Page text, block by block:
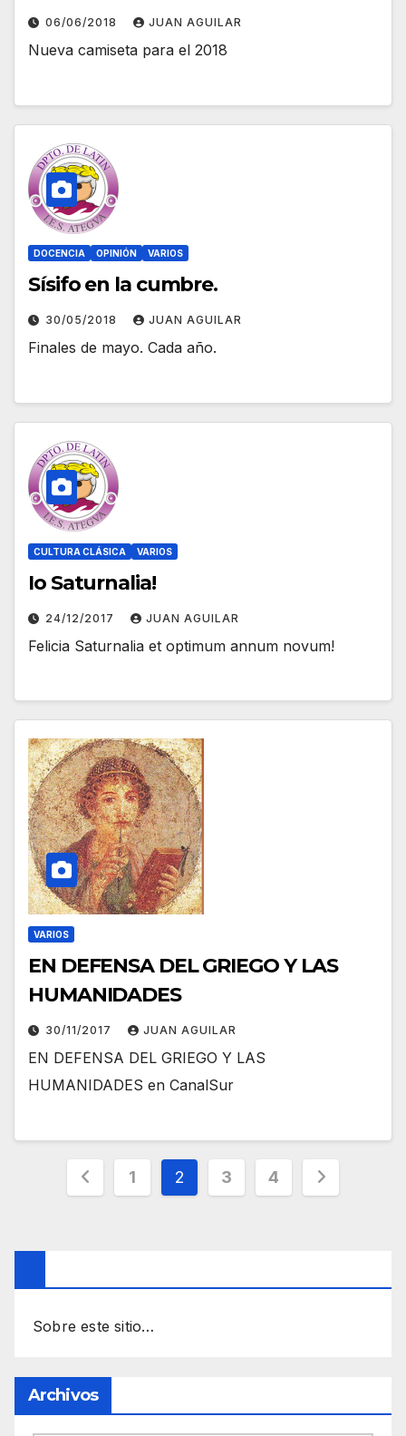
06/06/2018 JUAN AGUILAR
Nueva camiseta para el 2018
DOCENCIA OPINIÓN VARIOS
Sísifo en la cumbre.
30/05/2018 JUAN AGUILAR
Finales de mayo. Cada año.
CULTURA CLÁSICA VARIOS
Io Saturnalia!
24/12/2017 JUAN AGUILAR
Felicia Saturnalia et optimum annum novum!
VARIOS
EN DEFENSA DEL GRIEGO Y LAS
HUMANIDADES
30/11/2017 JUAN AGUILAR
EN DEFENSA DEL GRIEGO Y LAS
HUMANIDADES en CanalSur
Paginación
1 2 3 4
Sobre este sitio…
Archivos